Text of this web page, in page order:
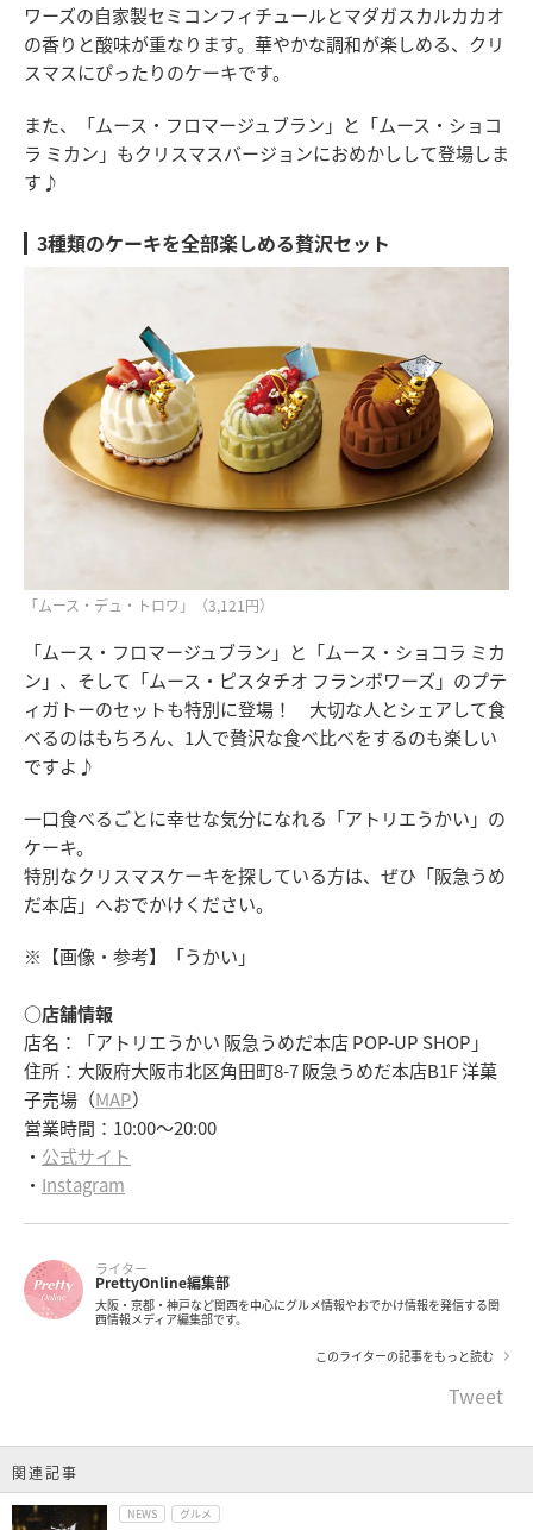
ワーズの自家製セミコンフィチュールとマダガスカルカカオ
の香りと酸味が重なります。華やかな調和が楽しめる、クリ
スマスにぴったりのケーキです。
また、「ムース・フロマージュブラン」と「ムース・ショコ
ラ ミカン」もクリスマスバージョンにおめかしして登場しま
す♪
3種類のケーキを全部楽しめる贅沢セット
「ムース・デュ・トロワ」（3,121円）
「ムース・フロマージュブラン」と「ムース・ショコラ ミカ
ン」、そして「ムース・ピスタチオ フランボワーズ」のプテ
ィガトーのセットも特別に登場！ 大切な人とシェアして食
べるのはもちろん、1人で贅沢な食べ比べをするのも楽しい
ですよ♪
一口食べるごとに幸せな気分になれる「アトリエうかい」の
ケーキ。
特別なクリスマスケーキを探している方は、ぜひ「阪急うめ
だ本店」へおでかけください。
※【画像・参考】「うかい」
○店舗情報
店名：「アトリエうかい 阪急うめだ本店 POP-UP SHOP」
住所：大阪府大阪市北区角田町8-7 阪急うめだ本店B1F 洋菓
子売場（MAP）
営業時間：10:00～20:00
・ 公式サイト
・ Instagram
ライター
PrettyOnline編集部
大阪・京都・神戸など関西を中心にグルメ情報やおでかけ情報を発信する関
西情報メディア編集部です。
このライターの記事をもっと読む
Tweet
関連記事
NEWS グルメ